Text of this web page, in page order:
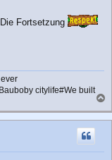
Fortsetzung
citylife#We built
a
c